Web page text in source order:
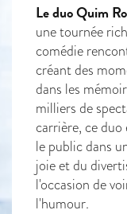
Le duo Quim
une tournée
comédie
créant des
dans les
milliers de
carrière, ce
le public dans
joie et du
l'occasion de
l'humour.